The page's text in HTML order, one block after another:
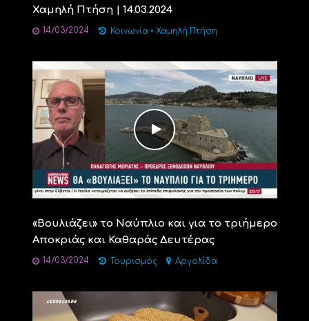
Χαμηλή Πτήση | 14.03.2024
14/03/2024 Κοινωνία • Χαμηλή Πτήση
«Βουλιάζει» το Ναύπλιο και για το τριήμερο
Αποκριάς και Καθαράς Δευτέρας
14/03/2024 Τουρισμός Αργολίδα